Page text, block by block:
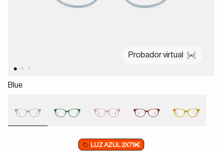
Probador virtual
Blue
LUZ AZUL 2X79€